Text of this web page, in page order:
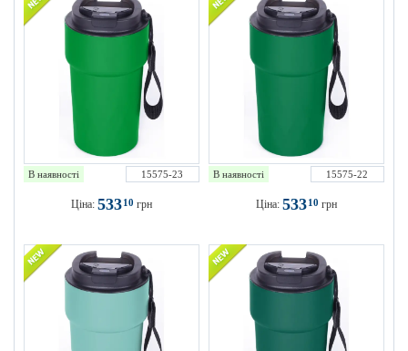
В наявності 15575-23
Ціна: 53310 грн
В наявності 15575-22
Ціна: 53310 грн